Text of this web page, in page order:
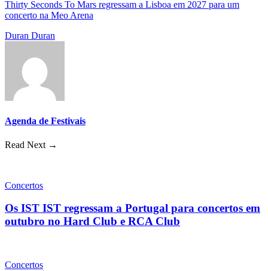
Thirty Seconds To Mars regressam a Lisboa em 2027 para um
concerto na Meo Arena
Duran Duran
Agenda de Festivais
Read Next →
Concertos
Os IST IST regressam a Portugal para concertos em
outubro no Hard Club e RCA Club
Concertos